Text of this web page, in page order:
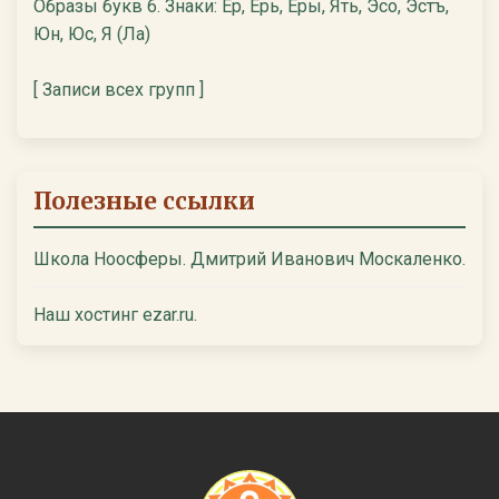
Образы букв 6. Знаки: Ер, Ерь, Еры, Ять, Эсо, Эстъ,
Юн, Юс, Я (Ла)
[ Записи всех групп ]
Полезные ссылки
Школа Ноосферы. Дмитрий Иванович Москаленко.
Наш хостинг ezar.ru.